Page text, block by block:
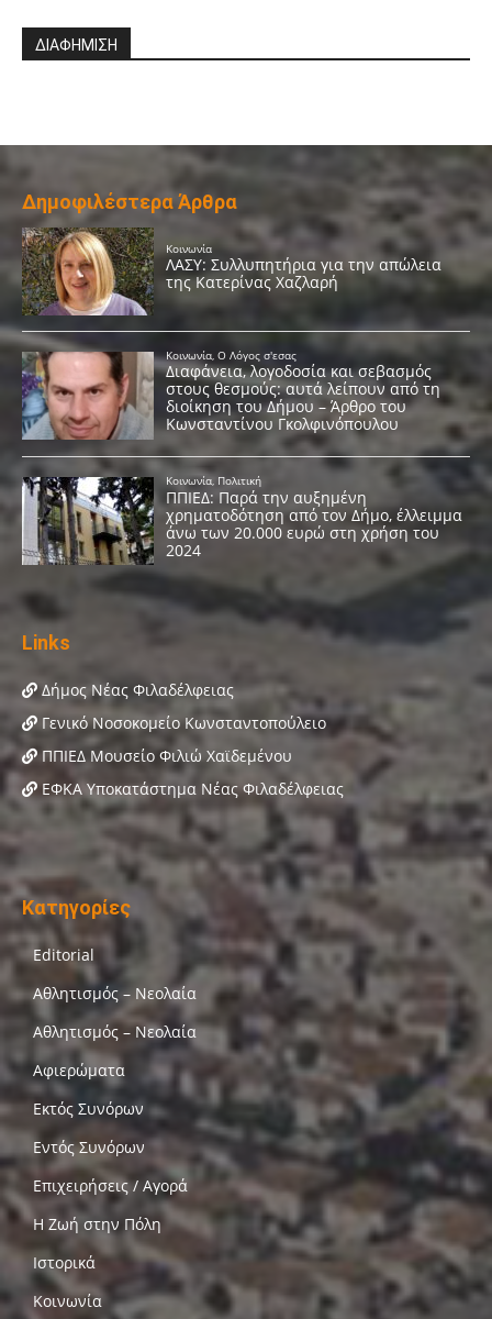
ΔΙΑΦΗΜΙΣΗ
Δημοφιλέστερα Άρθρα
Links
Δήμος Νέας Φιλαδέλφειας
Γενικό Νοσοκομείο Κωνσταντοπούλειο
ΠΠΙΕΔ Μουσείο Φιλιώ Χαϊδεμένου
ΕΦΚΑ Υποκατάστημα Νέας Φιλαδέλφειας
Κατηγορίες
Editorial
Αθλητισμός – Νεολαία
Αθλητισμός – Νεολαία
Αφιερώματα
Εκτός Συνόρων
Εντός Συνόρων
Επιχειρήσεις / Αγορά
Η Ζωή στην Πόλη
Ιστορικά
Κοινωνία